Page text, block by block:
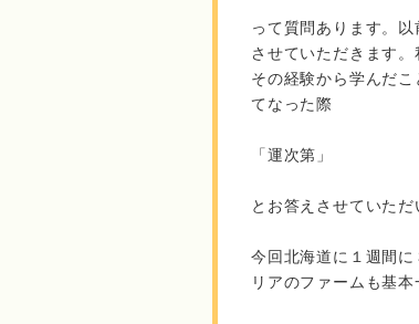
って質問あります。
させていただきます
その経験から学んだ
てなった際
「運次第」
とお答えさせていただ
今回北海道に１週間
リアのファームも基本